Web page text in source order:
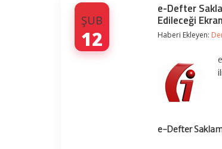
ŞUB
12
e-Defter
Edileceği
Haberi Ekleyen:
e-Defter